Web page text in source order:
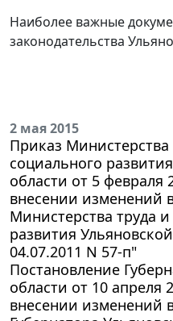
Наиболее важные
законодательства
2 мая 2015
Приказ
социального
области от 5 февраля
внесении изменений
Министерства труда
развития
04.07.2011 N 57-п"
Постановление
области от 10 апреля
внесении изменений